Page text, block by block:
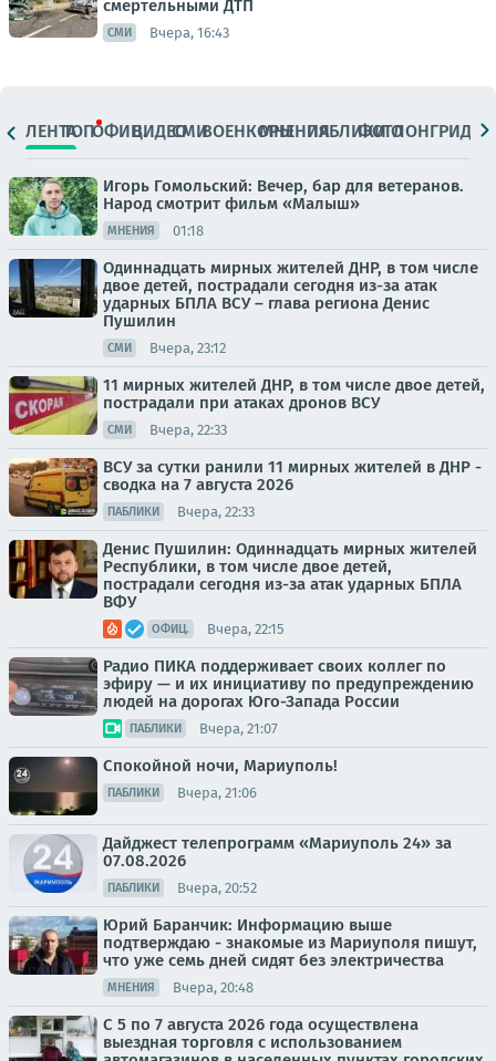
смертельными ДТП
СМИ Вчера, 16:43
ЛЕНТАТОПОФИЦ.ВИДЕОСМИВОЕНКОРЫМНЕНИЯПАБЛИКИ
ФОТОЛОНГРИДЫ
Игорь Гомольский: Вечер, бар для ветеранов.
Народ смотрит фильм «Малыш»
МНЕНИЯ 01:18
Одиннадцать мирных жителей ДНР, в том числе
двое детей, пострадали сегодня из-за атак
ударных БПЛА ВСУ – глава региона Денис
Пушилин
СМИ Вчера, 23:12
11 мирных жителей ДНР, в том числе двое детей,
пострадали при атаках дронов ВСУ
СМИ Вчера, 22:33
ВСУ за сутки ранили 11 мирных жителей в ДНР -
сводка на 7 августа 2026
ПАБЛИКИ Вчера, 22:33
Денис Пушилин: Одиннадцать мирных жителей
Республики, в том числе двое детей,
пострадали сегодня из-за атак ударных БПЛА
ВФУ
ОФИЦ. Вчера, 22:15
Радио ПИКА поддерживает своих коллег по
эфиру — и их инициативу по предупреждению
людей на дорогах Юго-Запада России
ПАБЛИКИ Вчера, 21:07
Спокойной ночи, Мариуполь!
ПАБЛИКИ Вчера, 21:06
Дайджест телепрограмм «Мариуполь 24» за
07.08.2026
ПАБЛИКИ Вчера, 20:52
Юрий Баранчик: Информацию выше
подтверждаю - знакомые из Мариуполя пишут,
что уже семь дней сидят без электричества
МНЕНИЯ Вчера, 20:48
С 5 по 7 августа 2026 года осуществлена
выездная торговля с использованием